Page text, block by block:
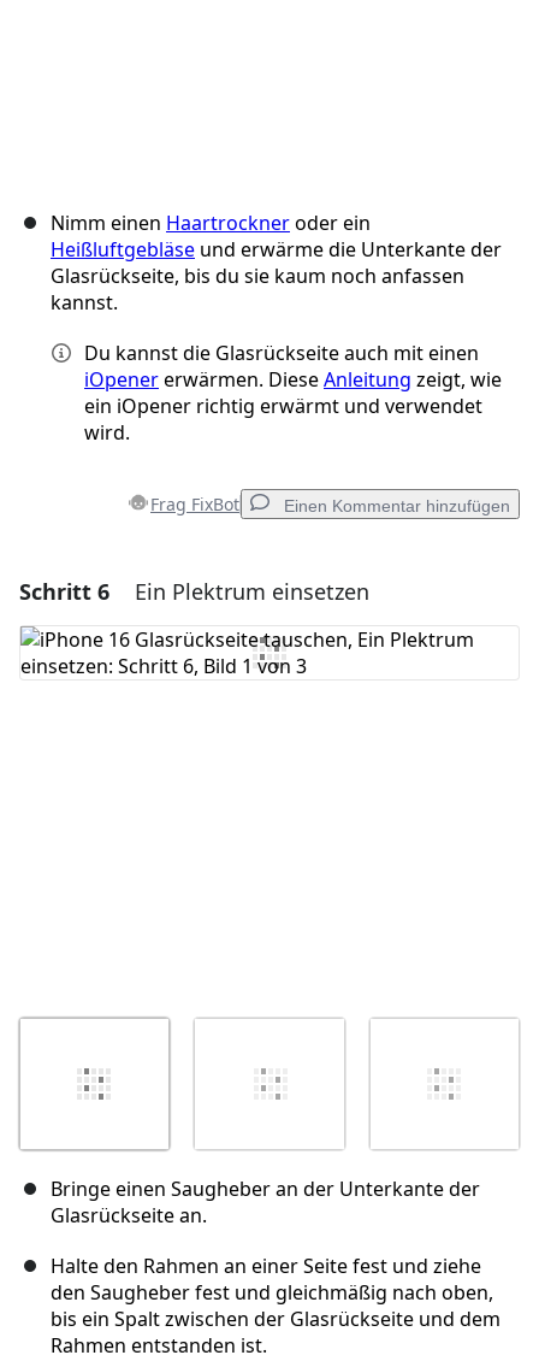
Nimm einen Haartrockneroder ein
Heißluftgebläse und erwärme die Unterkante der
Glasrückseite, bis du sie kaum noch anfassen
kannst.
Du kannst die Glasrückseite auch mit einen
iOpenererwärmen. DieseAnleitung zeigt, wie
ein iOpener richtig erwärmt und verwendet
wird.
Frag FixBot Einen Kommentar hinzufügen
Einen Kommentar hinzufügen
Kommentar hinzufügen
Schritt 6 Ein Plektrum einsetzen
Bringe einen Saugheber an der Unterkante der
Glasrückseite an.
Halte den Rahmen an einer Seite fest und ziehe
den Saugheber fest und gleichmäßig nach oben,
bis ein Spalt zwischen der Glasrückseite und dem
Rahmen entstanden ist.